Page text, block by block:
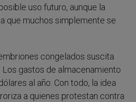
uso futuro, aunque la
que muchos simplemente se
congelados suscita
Los gastos de almacenamiento
al año. Con todo, la idea
a quienes protestan contra